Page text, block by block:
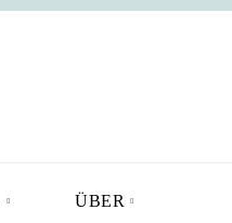
ÜBER